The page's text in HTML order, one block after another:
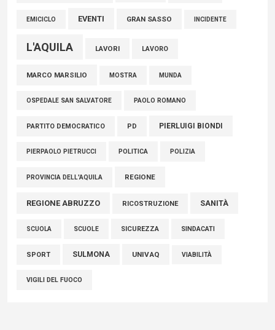
EMICICLO EVENTI GRAN SASSO INCIDENTE
L'AQUILA LAVORI LAVORO
MARCO MARSILIO MOSTRA MUNDA
OSPEDALE SAN SALVATORE PAOLO ROMANO
PARTITO DEMOCRATICO PD PIERLUIGI BIONDI
PIERPAOLO PIETRUCCI POLITICA POLIZIA
PROVINCIA DELL'AQUILA REGIONE
REGIONE ABRUZZO RICOSTRUZIONE SANITÀ
SCUOLA SCUOLE SICUREZZA SINDACATI
SPORT SULMONA UNIVAQ VIABILITÀ
VIGILI DEL FUOCO